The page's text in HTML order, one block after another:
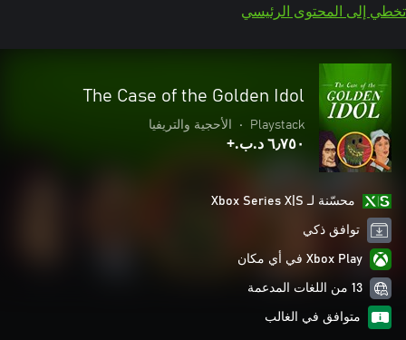
تخطي إلى المحتوى الرئيسي
The Case of the Golden Idol
Playstack
• الأحجية والتريفيا
٦٫٧٥٠ د.ب.‏+
محسّنة لـ Xbox Series X|S
توافق ذكي
Xbox Play في أي مكان
13 من اللغات المدعمة
متوافق في الغالب